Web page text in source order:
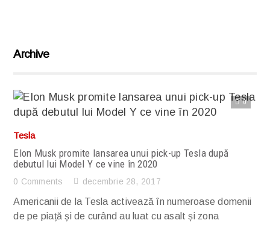
Archive
0
Tesla
Elon Musk promite lansarea unui pick-up Tesla după
debutul lui Model Y ce vine în 2020
0 Comments decembrie 28, 2017
Americanii de la Tesla activează în numeroase domenii
de pe piață și de curând au luat cu asalt și zona